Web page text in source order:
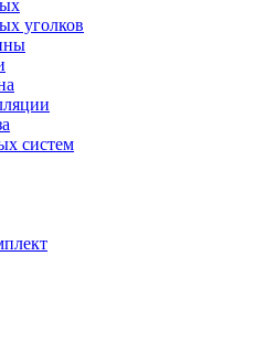
уголков
систем